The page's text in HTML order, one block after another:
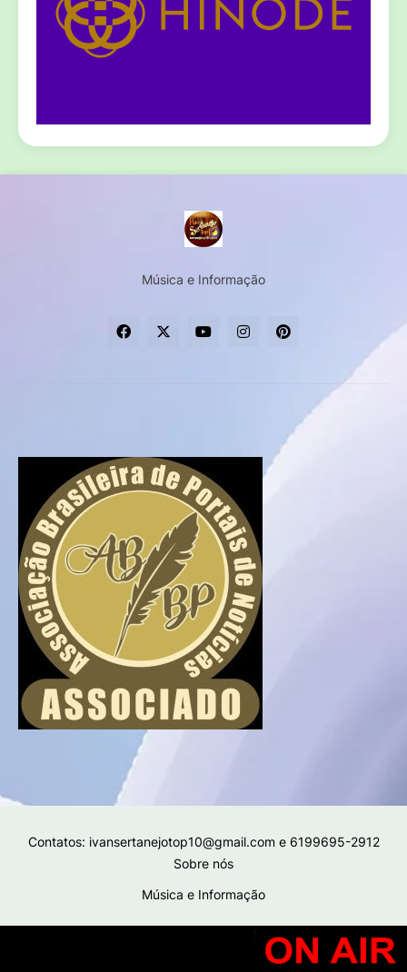
Música e Informação
Música e Informação
Contatos: ivansertanejotop10@gmail.com e 6199695-2912
Sobre nós